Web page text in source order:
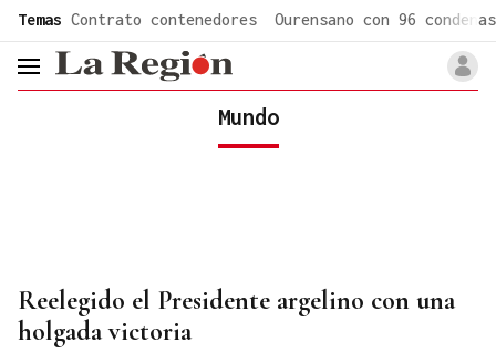
Temas Contrato contenedores Ourensano con 96 condenas
header.menu.open
Mundo
Reelegido el Presidente argelino con una
holgada victoria